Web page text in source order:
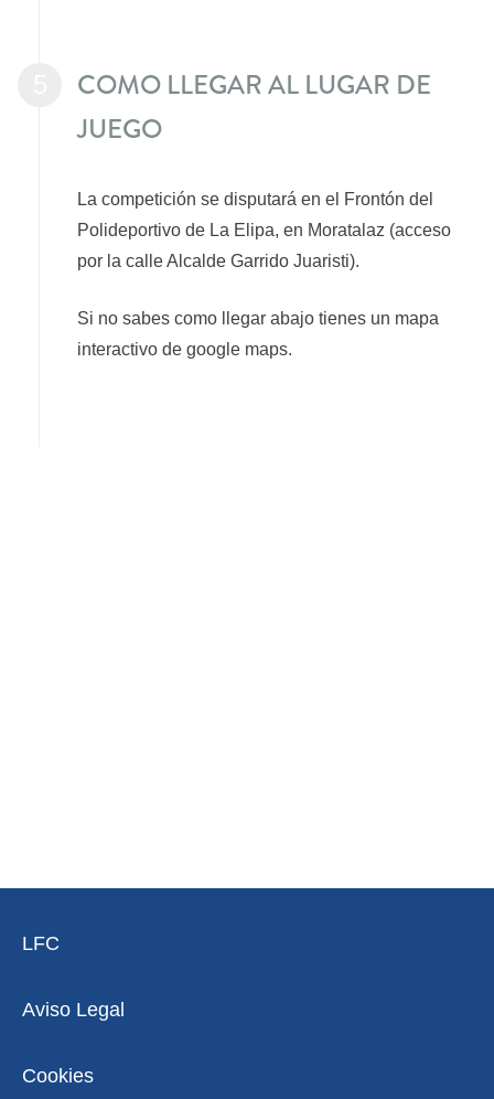
COMO LLEGAR AL LUGAR DE
JUEGO
La competición se disputará en el Frontón del
Polideportivo de La Elipa, en Moratalaz (acceso
por la calle Alcalde Garrido Juaristi).
Si no sabes como llegar abajo tienes un mapa
interactivo de google maps.
LFC
Aviso Legal
Cookies